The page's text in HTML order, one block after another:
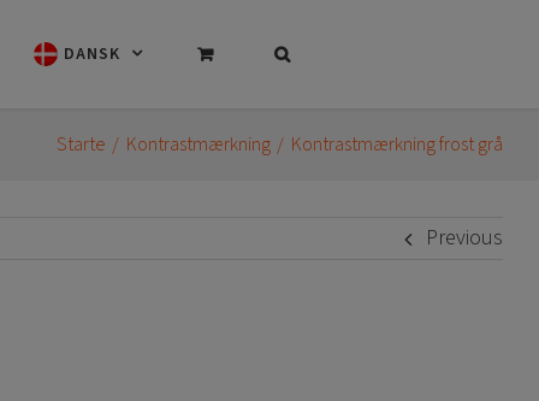
DANSK
Starte Kontrastmærkning Kontrastmærkning frost grå
Previous